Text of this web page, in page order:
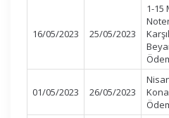
16/05/2023 25/05/2023
1-15
01/05/2023 26/05/2023